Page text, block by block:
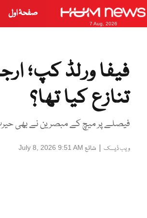
7 Aug, 2026
صفحۂ اول
فیفا ورلڈ کپ؛
تنازع کیا تھا؟
فیصلے پر میچ کے مبصرین نے بھی حیرت
ویب ڈیسک | شائع July 8, 2026 9:51 AM